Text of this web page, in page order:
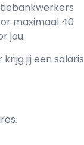
maximaal 40
jou.
jij een salaris